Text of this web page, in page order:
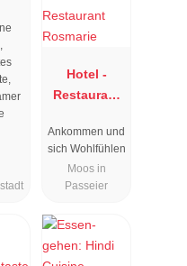
Hotel -
Restaurant
Ankommen und
sich Wohlfühlen
Moos in
Passeier